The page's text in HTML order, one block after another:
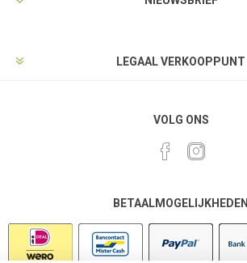
LEGAAL VERKOOPPUNT
VOLG ONS
BETAALMOGELIJKHEDEN